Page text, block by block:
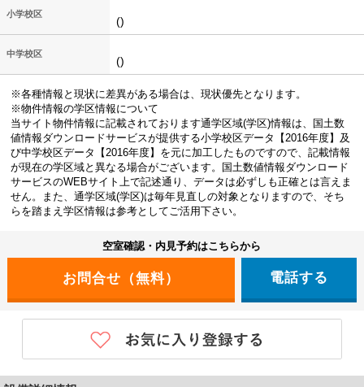
小学校区
()
中学校区
()
※各種情報と現状に差異がある場合は、現状優先となります。
※物件情報の学区情報について
当サイト物件情報に記載されております通学区域(学区)情報は、国土数
値情報ダウンロードサービスが提供する小学校区データ【2016年度】及
び中学校区データ【2016年度】を元に加工したものですので、記載情報
が現在の学区域と異なる場合がございます。国土数値情報ダウンロード
サービスのWEBサイト上で記述通り、データは必ずしも正確とは言えま
せん。また、通学区域(学区)は毎年見直しの対象となりますので、そち
らを踏まえ学区情報は参考としてご活用下さい。
空室確認・内見予約はこちらから
電話する